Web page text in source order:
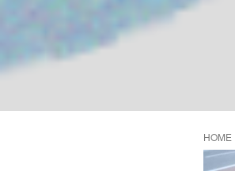
HOME